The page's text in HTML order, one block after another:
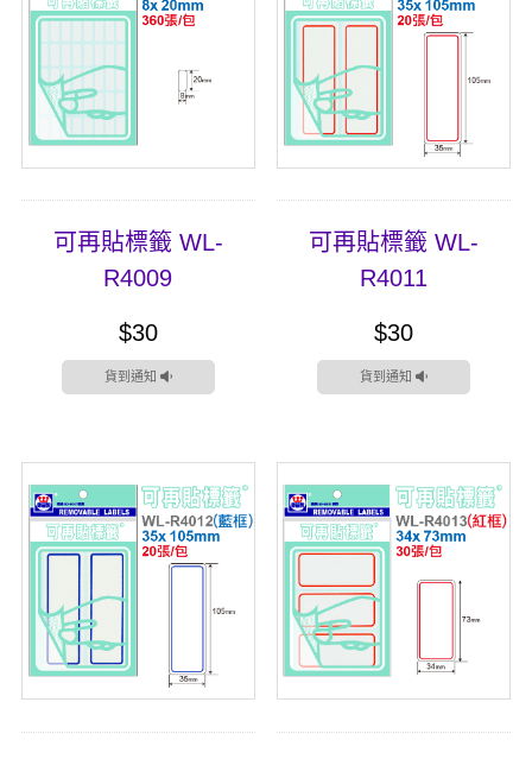
可再貼標籤 WL-
R4009
$30
貨到通知
可再貼標籤 WL-
R4011
$30
貨到通知